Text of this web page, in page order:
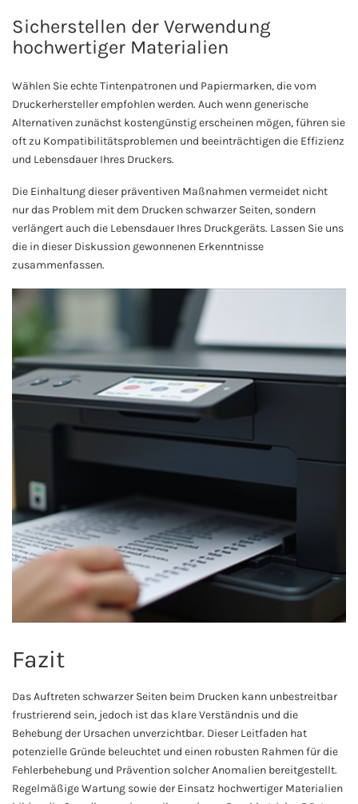
Sicherstellen der Verwendung
hochwertiger Materialien
Wählen Sie echte Tintenpatronen und Papiermarken, die vom
Druckerhersteller empfohlen werden. Auch wenn generische
Alternativen zunächst kostengünstig erscheinen mögen, führen sie
oft zu Kompatibilitätsproblemen und beeinträchtigen die Effizienz
und Lebensdauer Ihres Druckers.
Die Einhaltung dieser präventiven Maßnahmen vermeidet nicht
nur das Problem mit dem Drucken schwarzer Seiten, sondern
verlängert auch die Lebensdauer Ihres Druckgeräts. Lassen Sie uns
die in dieser Diskussion gewonnenen Erkenntnisse
zusammenfassen.
Fazit
Das Auftreten schwarzer Seiten beim Drucken kann unbestreitbar
frustrierend sein, jedoch ist das klare Verständnis und die
Behebung der Ursachen unverzichtbar. Dieser Leitfaden hat
potenzielle Gründe beleuchtet und einen robusten Rahmen für die
Fehlerbehebung und Prävention solcher Anomalien bereitgestellt.
Regelmäßige Wartung sowie der Einsatz hochwertiger Materialien